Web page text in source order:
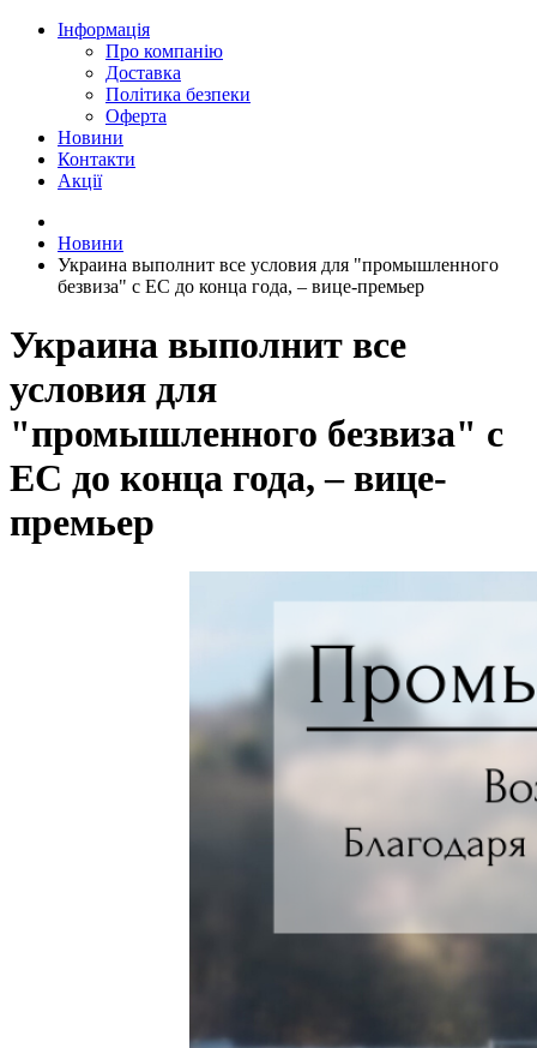
Інформація
Про компанію
Доставка
Політика безпеки
Оферта
Новини
Контакти
Акції
Новини
Украина выполнит все условия для "промышленного
безвиза" с ЕС до конца года, – вице-премьер
Украина выполнит все
условия для
"промышленного безвиза" с
ЕС до конца года, – вице-
премьер